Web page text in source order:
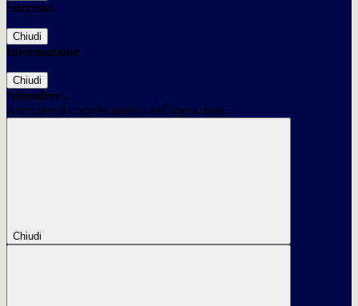
Successo
Chiudi
Informazione
Chiudi
Attendere...
Attendere il completamento dell'operazione...
Chiudi